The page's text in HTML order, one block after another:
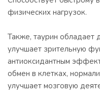
физических нагрузок.
Также, таурин обладает
улучшает зрительную
антиоксидантным
обмен в клетках,
улучшает мозговую